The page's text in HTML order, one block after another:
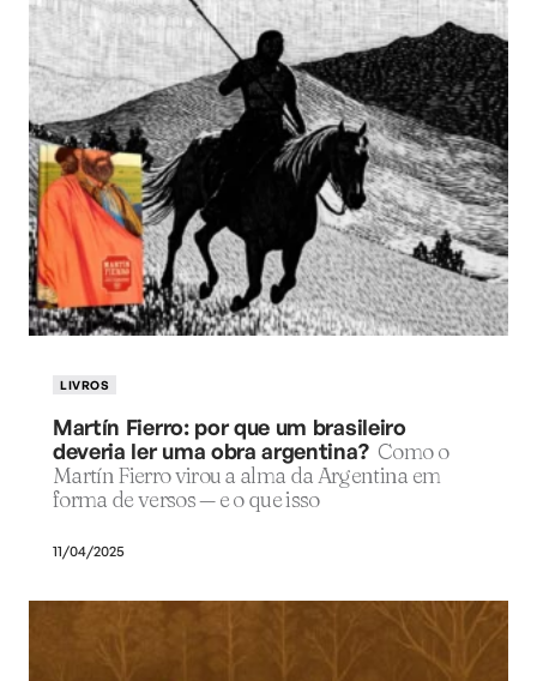
LIVROS
Martín Fierro: por que um brasileiro
deveria ler uma obra argentina? Como o
Martín Fierro virou a alma da Argentina em
forma de versos — e o que isso
11/04/2025